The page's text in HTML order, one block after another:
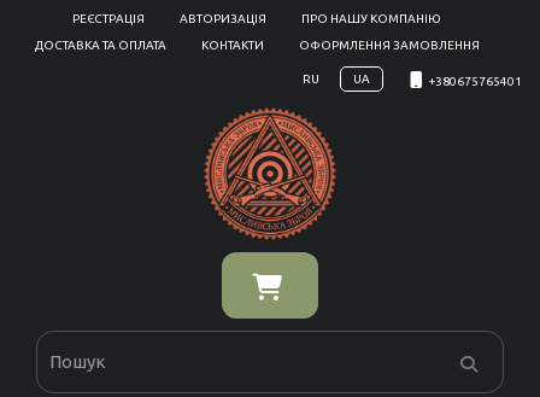
РЕЄСТРАЦІЯ АВТОРИЗАЦІЯ
ПРО НАШУ КОМПАНІЮ
ДОСТАВКА ТА ОПЛАТА
КОНТАКТИ ОФОРМЛЕННЯ ЗАМОВЛЕННЯ
RU UA +380675765401